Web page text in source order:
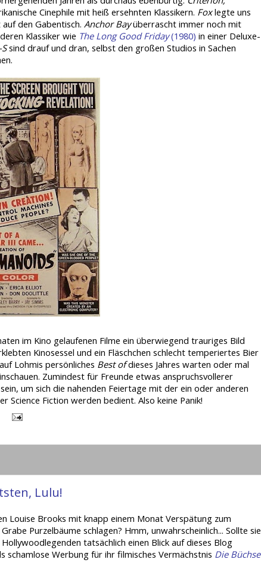
Cinephile mit heiß ersehnten Klassikern. Foxlegte uns
den Gabentisch. Anchor Bayüberrascht immer noch mit
Klassiker wie The Long Good Friday(1980) in einer Deluxe-
sind drauf und dran, selbst den großen Studios in Sachen
im Kino gelaufenen Filme ein überwiegend trauriges Bild
Kinosessel und ein Fläschchen schlecht temperiertes Bier
Lohmis persönliches Best ofdieses Jahres warten oder mal
Zumindest für Freunde etwas anspruchsvollerer
um sich die nahenden Feiertage mit der ein oder anderen
Science Fiction werden bedient. Also keine Panik!
Lulu!
Louise Brooks mit knapp einem Monat Verspätung zum
Purzelbäume schlagen? Hmm, unwahrscheinlich... Sollte sie
tatsächlich einen Blick auf dieses Blog
schamlose Werbung für ihr filmisches Vermächstnis Die Büchse